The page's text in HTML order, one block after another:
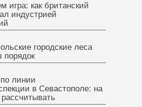
игра: как британский
индустрией
городские леса
порядок
линии
в Севастополе: на